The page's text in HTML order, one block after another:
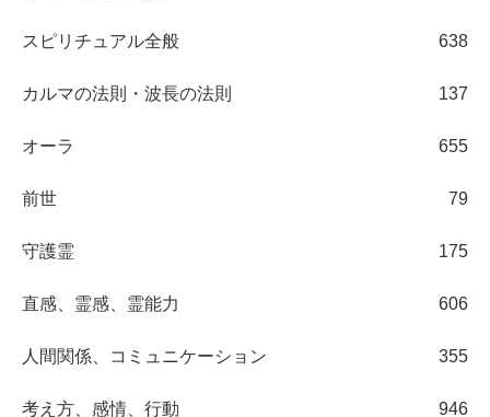
スピリチュアル全般 638
カルマの法則・波長の法則 137
オーラ 655
前世 79
守護霊 175
直感、霊感、霊能力 606
人間関係、コミュニケーション 355
考え方、感情、行動 946